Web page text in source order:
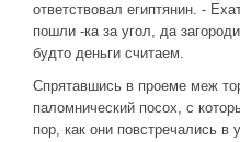
ответствовал египтянин. -
пошли -ка за угол, да
будто деньги считаем.
Спрятавшись в проеме меж
паломнический посох, с
пор, как они повстречались